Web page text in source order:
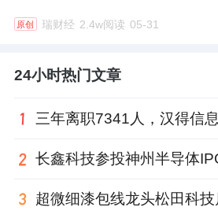
原创 瑞财经 2.4w阅读 05-31
24小时热门文章